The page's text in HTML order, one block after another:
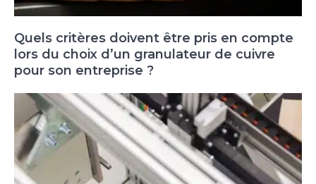
Quels critères doivent être pris en compte
lors du choix d’un granulateur de cuivre
pour son entreprise ?